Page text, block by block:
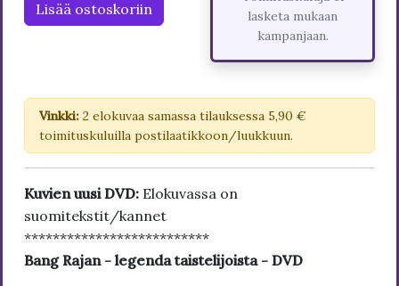
Lisää ostoskoriin
lasketa mukaan
kampanjaan.
Vinkki: 2 elokuvaa samassa tilauksessa 5,90 €
toimituskuluilla postilaatikkoon/luukkuun.
Kuvien uusi DVD: Elokuvassa on
suomitekstit/kannet
**************************
Bang Rajan - legenda taistelijoista - DVD